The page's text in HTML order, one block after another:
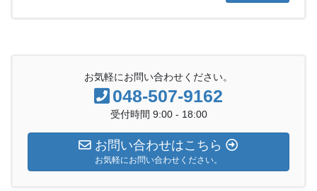
お気軽にお問い合わせください。
048-507-9162
受付時間 9:00 - 18:00
お問い合わせはこちら
お気軽にお問い合わせください。